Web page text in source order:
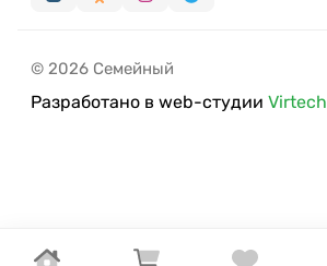
© 2026 Семейный
Разработано в web-студии Virtech